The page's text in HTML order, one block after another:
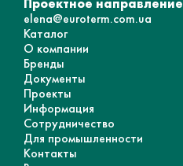
Проектное направление
elena@euroterm.com.ua
Каталог
О компании
Бренды
Документы
Проекты
Информация
Сотрудничество
Для промышленности
Контакты